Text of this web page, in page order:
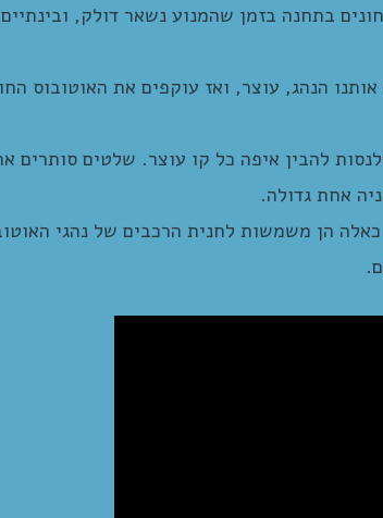
בתחנה בזמן שהמנוע נשאר דולק,
הנהג, עוצר, ואז עוקפים את האוטובוס
להבין איפה כל קו עוצר. שלטים סותרים
אחת גדולה.
הן משמשות לחנית הרכבים של נהגי